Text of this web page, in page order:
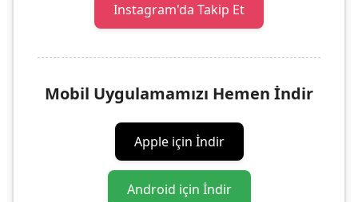
Instagram'da Takip Et
Mobil Uygulamamızı Hemen İndir
Apple için İndir
Android için İndir